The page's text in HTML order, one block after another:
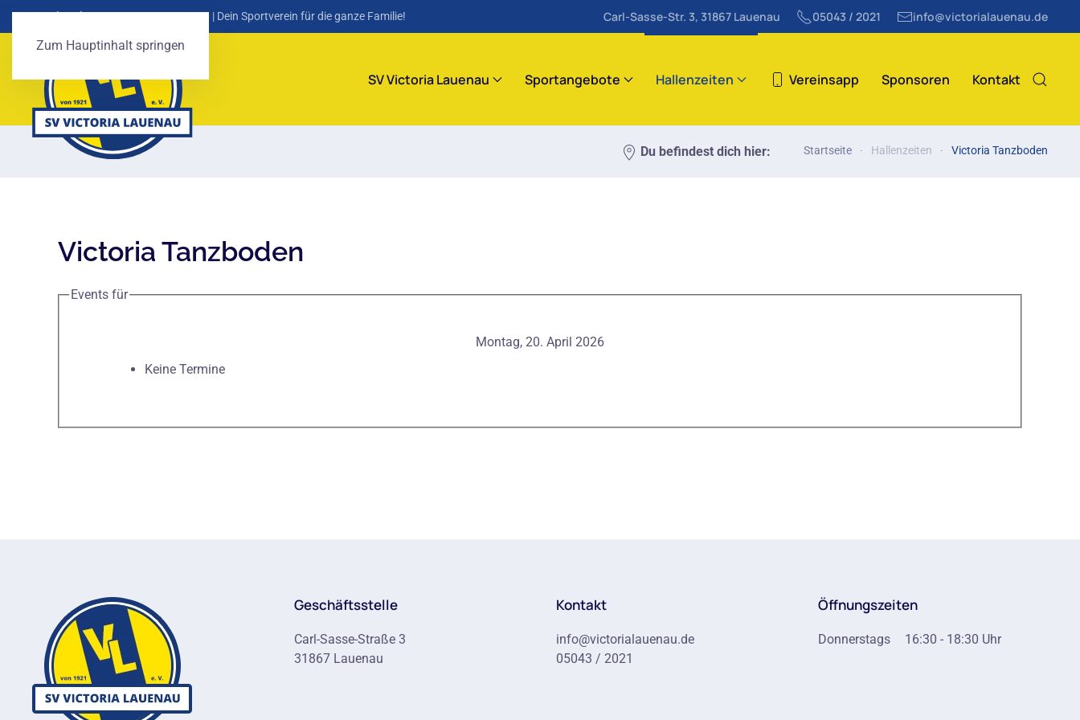
Zum Hauptinhalt springen
SV Victoria Lauenau von 1921 e. V. | Dein Sportverein für die ganze Familie! Carl-Sasse-Str. 3, 31867 Lauenau 05043 / 2021 info@victorialauenau.de
SV Victoria Lauenau Sportangebote Hallenzeiten Vereinsapp Sponsoren Kontakt
Du befindest dich hier: Startseite Hallenzeiten Victoria Tanzboden
Victoria Tanzboden
Events für
Montag, 20. April 2026
Keine Termine
Geschäftsstelle
Carl-Sasse-Straße 3
31867 Lauenau
Kontakt
info@victorialauenau.de
05043 / 2021
Öffnungszeiten
Donnerstags 16:30 - 18:30 Uhr